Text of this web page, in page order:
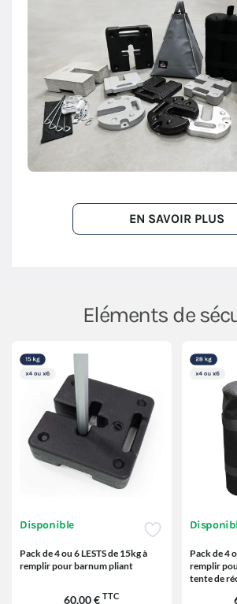
EN SAVOIR PLUS
Eléments de
Disponible
Pack de 4 ou 6 LESTS de 15kg à
remplir pour barnum pliant
60,00 € TTC
Pack de 4
remplir
tente de